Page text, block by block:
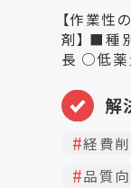
【作業性
剤】 ■種別
長 ○低薬
中域まで
に保つこ
てもゆっ
め、効果
少量使
解
経費
品質